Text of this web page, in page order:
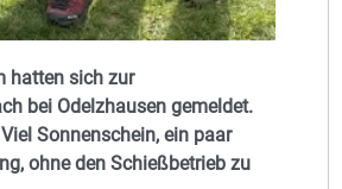
hatten sich zur
bei Odelzhausen gemeldet.
Sonnenschein, ein paar
ohne den Schießbetrieb zu